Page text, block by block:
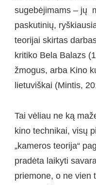
sugebėjimams – jų
paskutinių,
teorijai skirtas
kritiko Bela Balazs
žmogus, arba Kino
lietuviškai (Mintis,
Tai vėliau ne ką
kino technikai, visų
„kameros teorija“
pradėta laikyti
priemone, o ne vien